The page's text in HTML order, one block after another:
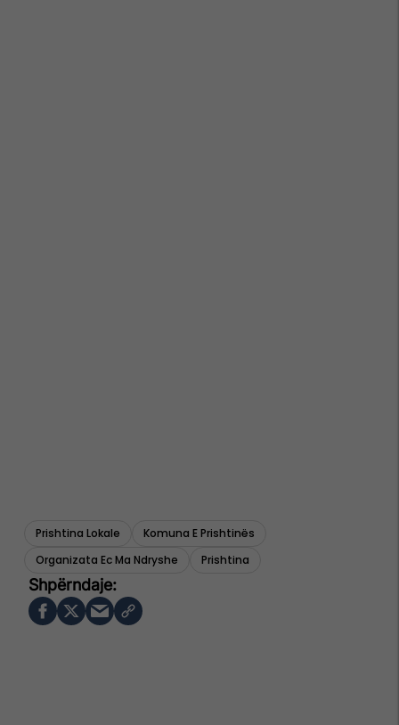
Prishtina Lokale
Komuna E Prishtinës
Organizata Ec Ma Ndryshe
Prishtina